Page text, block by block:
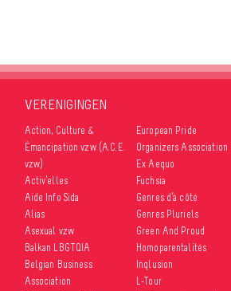
VERENIGINGEN
Action, Culture &
Émancipation vzw (A.C.E.
vzw)
Activ’elles
Aide Info Sida
Alias
Asexual vzw
Balkan LBGTQIA
Belgian Business
Association
European Pride
Organizers Association
Ex Aequo
Fuchsia
Genres d’à côté
Genres Pluriels
Green And Proud
Homoparentalités
Inqlusion
L-Tour